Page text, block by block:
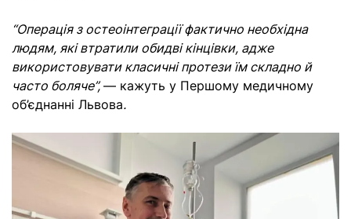
“Операція з остеоінтеграції фактично необхідна
людям, які втратили обидві кінцівки, адже
використовувати класичні протези їм складно й
часто боляче”, — кажуть у Першому медичному
об’єднанні Львова.